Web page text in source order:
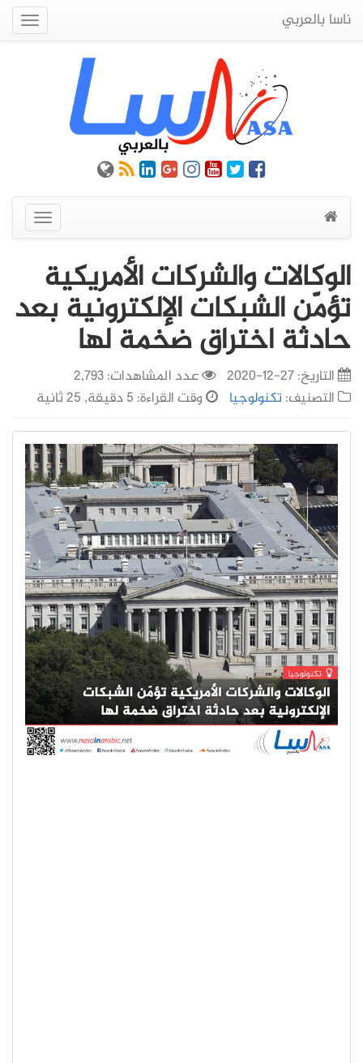
ناسا بالعربي
عرض
القائمة
الوكالات والشركات الأمريكية
تؤمّن الشبكات الإلكترونية بعد
حادثة اختراق ضخمة لها
التاريخ:27-12-2020
عدد المشاهدات: 2,793
التصنيف:تكنولوجيا وقت القراءة: 5 دقيقة, 25 ثانية